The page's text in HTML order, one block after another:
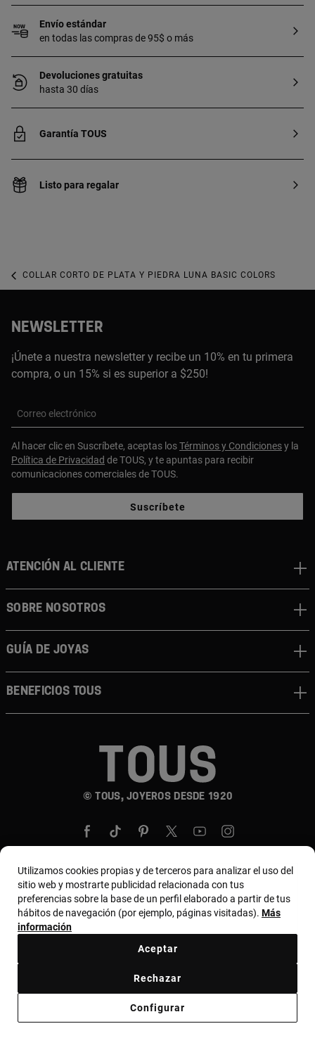
Envío estándar
en todas las compras de 95$ o más
Devoluciones gratuitas
hasta 30 días
Garantía TOUS
Listo para regalar
COLLAR CORTO DE PLATA Y PIEDRA LUNA BASIC COLORS
NEWSLETTER
¡Únete a nuestra newsletter y recibe un 10% en tu primera
compra, o un 15% si es superior a $250!
Correo electrónico
Al hacer clic en Suscríbete, aceptas losTérminos y Condicionesy la
Política de Privacidad de TOUS, y te apuntas para recibir
comunicaciones comerciales de TOUS.
Suscríbete
© TOUS, JOYEROS DESDE 1920
ATENCIÓN AL CLIENTE
SOBRE NOSOTROS
GUÍA DE JOYAS
BENEFICIOS TOUS
País y moneda:United States Of America / US
Dollar
Código ético de proveedores Bases MYTOUS
Utilizamos cookies propias y de terceros para analizar el uso del
sitio web y mostrarte publicidad relacionada con tus
preferencias sobre la base de un perfil elaborado a partir de tus
hábitos de navegación (por ejemplo, páginas visitadas). Más
información
Configurar
Rechazar
Aceptar